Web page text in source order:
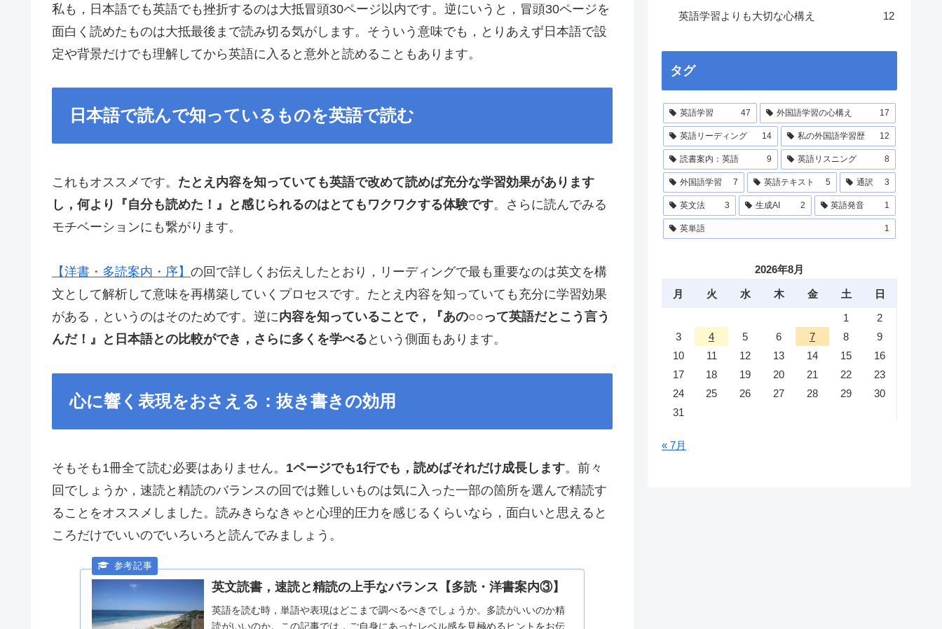
私も，日本語でも英語でも挫折するのは大抵冒頭30ページ以内です。逆にいうと，冒頭30ページを
面白く読めたものは大抵最後まで読み切る気がします。そういう意味でも，とりあえず日本語で設
定や背景だけでも理解してから英語に入ると意外と読めることもあります。
日本語で読んで知っているものを英語で読む
これもオススメです。 たとえ内容を知っていても英語で改めて読めば充分な学習効果があります
し，何より『自分も読めた！』と感じられるのはとてもワクワクする体験です。さらに読んでみる
モチベーションにも繋がります。
【洋書・多読案内・序】 の回で詳しくお伝えしたとおり，リーディングで最も重要なのは英文を構
文として解析して意味を再構築していくプロセスです。たとえ内容を知っていても充分に学習効果
がある，というのはそのためです。逆に内容を知っていることで，『あの○○って英語だとこう言う
んだ！』と日本語との比較ができ，さらに多くを学べる という側面もあります。
心に響く表現をおさえる：抜き書きの効用
そもそも1冊全て読む必要はありません。 1ページでも1行でも，読めばそれだけ成長します。前々
回でしょうか，速読と精読のバランスの回では難しいものは気に入った一部の箇所を選んで精読す
ることをオススメしました。読みきらなきゃと心理的圧力を感じるくらいなら，面白いと思えると
ころだけでいいのでいろいろと読んでみましょう。
英文読書，速読と精読の上手なバランス【多読・洋書案内③】
英語を読む時，単語や表現はどこまで調べるべきでしょうか。多読がいいのか精
読がいいのか。この記事では，ご自身にあったレベル感を見極めるヒントをお伝
英語学習よりも大切な心構え 12
タグ
英語学習 47 外国語学習の心構え 17
英語リーディング 14 私の外国語学習歴 12
読書案内：英語 9 英語リスニング 8
外国語学習 7 英語テキスト 5 通訳 3
英文法 3 生成AI 2 英語発音 1
英単語 1
2026年8月
月 火 水 木 金 土
日
1
2
3
4 5 6 7 8
9
10
11 12 13 14 15
16
17
18 19 20 21 22
23
24
25 26 27 28 29
30
31
« 7月